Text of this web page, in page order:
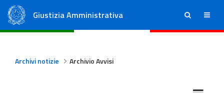
Giustizia Amministrativa ricerca menu
Archivi notizie Archivio Avvisi